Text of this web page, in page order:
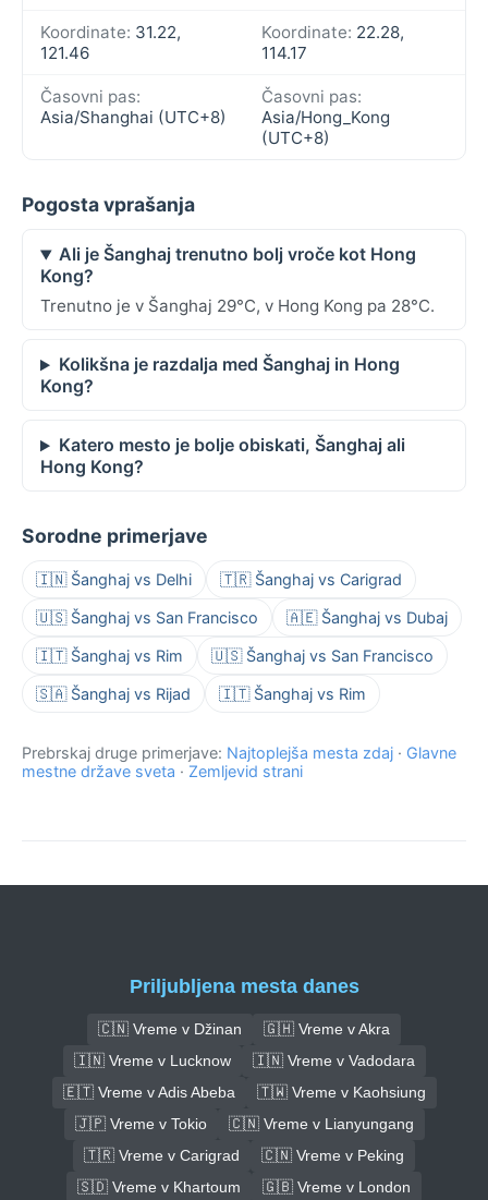
Koordinate: 31.22,
121.46
Koordinate: 22.28,
114.17
Časovni pas:
Asia/Shanghai (UTC+8)
Časovni pas:
Asia/Hong_Kong
(UTC+8)
Pogosta vprašanja
Ali je Šanghaj trenutno bolj vroče kot Hong
Kong?
Trenutno je v Šanghaj 29°C, v Hong Kong pa 28°C.
Kolikšna je razdalja med Šanghaj in Hong
Kong?
Katero mesto je bolje obiskati, Šanghaj ali
Hong Kong?
Sorodne primerjave
🇮🇳 Šanghaj vs Delhi 🇹🇷 Šanghaj vs Carigrad
🇺🇸 Šanghaj vs San Francisco 🇦🇪 Šanghaj vs Dubaj
🇮🇹 Šanghaj vs Rim 🇺🇸 Šanghaj vs San Francisco
🇸🇦 Šanghaj vs Rijad 🇮🇹 Šanghaj vs Rim
Prebrskaj druge primerjave: Najtoplejša mesta zdaj · Glavne
mestne države sveta · Zemljevid strani
Priljubljena mesta danes
🇨🇳 Vreme v Džinan
🇬🇭 Vreme v Akra
🇮🇳 Vreme v Lucknow
🇮🇳 Vreme v Vadodara
🇪🇹 Vreme v Adis Abeba
🇹🇼 Vreme v Kaohsiung
🇯🇵 Vreme v Tokio
🇨🇳 Vreme v Lianyungang
🇹🇷 Vreme v Carigrad
🇨🇳 Vreme v Peking
🇸🇩 Vreme v Khartoum
🇬🇧 Vreme v London